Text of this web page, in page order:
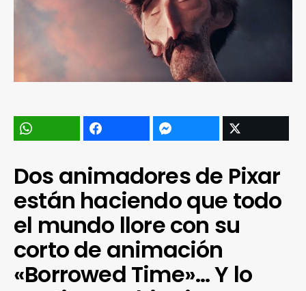
Dos animadores de Pixar
están haciendo que todo
el mundo llore con su
corto de animación
«Borrowed Time»… Y lo